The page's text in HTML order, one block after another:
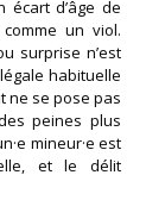
écart d’âge de
un viol.
surprise n’est
habituelle
ne se pose pas
peines plus
mineur·e est
et le délit